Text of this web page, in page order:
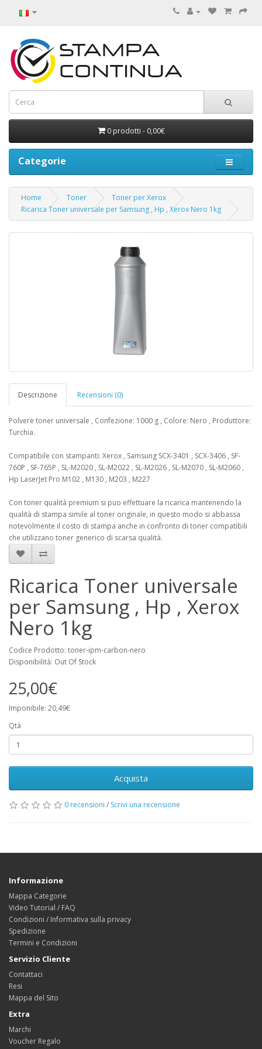
0 prodotti - 0,00€
Categorie
Home Toner
Toner per Xerox
Ricarica Toner universale per Samsung , Hp , Xerox Nero 1kg
Descrizione Recensioni (0)
Polvere toner universale , Confezione: 1000 g , Colore: Nero , Produttore:
Turchia.
Compatibile con stampanti: Xerox , Samsung SCX-3401 , SCX-3406 , SF-
760P , SF-765P , SL-M2020 , SL-M2022 , SL-M2026 , SL-M2070 , SL-M2060 ,
Hp LaserJet Pro M102 , M130 , M203 , M227
Con toner qualità premium si puo effettuare la ricarica mantenendo la
qualità di stampa simile al toner originale, in questo modo si abbassa
notevolmente il costo di stampa anche in confronto di toner compatibili
che utilizzano toner generico di scarsa qualità.
Ricarica Toner universale
per Samsung , Hp , Xerox
Nero 1kg
Codice Prodotto: toner-ipm-carbon-nero
Disponibilità: Out Of Stock
25,00€
Imponibile: 20,49€
Qtà
Acquista
0 recensioni / Scrivi una recensione
Informazione
Mappa Categorie
Video Tutorial / FAQ
Condizioni / Informativa sulla privacy
Spedizione
Termini e Condizioni
Servizio Cliente
Contattaci
Resi
Mappa del Sito
Extra
Marchi
Voucher Regalo